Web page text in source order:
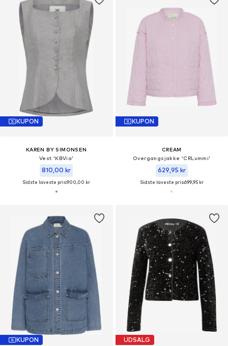
KUPON
KAREN BY SIMONSEN
Vest 'KBVia'
810,00 kr
Sidste laveste pris:900,00 kr
KUPON
CREAM
Overgangsjakke 'CRLummi'
629,95 kr
Sidste laveste pris:699,95 kr
KUPON UDSALG